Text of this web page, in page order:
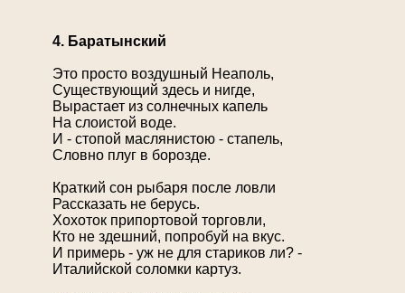
4. Баратынский
Это просто воздушный Неаполь,
Существующий здесь и нигде,
Вырастает из солнечных капель
На слоистой воде.
И - стопой маслянистою - стапель,
Словно плуг в борозде.
Краткий сон рыбаря после ловли
Рассказать не берусь.
Хохоток припортовой торговли,
Кто не здешний, попробуй на вкус.
И примерь - уж не для стариков ли? -
Италийской соломки картуз.